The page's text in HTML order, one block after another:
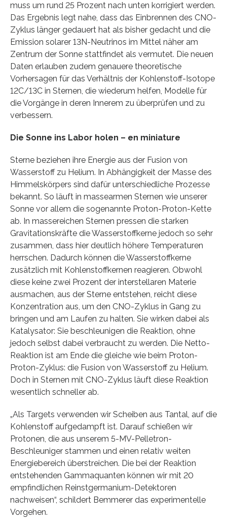
muss um rund 25 Prozent nach unten korrigiert werden.
Das Ergebnis legt nahe, dass das Einbrennen des CNO-
Zyklus länger gedauert hat als bisher gedacht und die
Emission solarer 13N-Neutrinos im Mittel näher am
Zentrum der Sonne stattfindet als vermutet. Die neuen
Daten erlauben zudem genauere theoretische
Vorhersagen für das Verhältnis der Kohlenstoff-Isotope
12C/13C in Sternen, die wiederum helfen, Modelle für
die Vorgänge in deren Innerem zu überprüfen und zu
verbessern.
Die Sonne ins Labor holen – en miniature
Sterne beziehen ihre Energie aus der Fusion von
Wasserstoff zu Helium. In Abhängigkeit der Masse des
Himmelskörpers sind dafür unterschiedliche Prozesse
bekannt. So läuft in massearmen Sternen wie unserer
Sonne vor allem die sogenannte Proton-Proton-Kette
ab. In massereichen Sternen pressen die starken
Gravitationskräfte die Wasserstoffkerne jedoch so sehr
zusammen, dass hier deutlich höhere Temperaturen
herrschen. Dadurch können die Wasserstoffkerne
zusätzlich mit Kohlenstoffkernen reagieren. Obwohl
diese keine zwei Prozent der interstellaren Materie
ausmachen, aus der Sterne entstehen, reicht diese
Konzentration aus, um den CNO-Zyklus in Gang zu
bringen und am Laufen zu halten. Sie wirken dabei als
Katalysator: Sie beschleunigen die Reaktion, ohne
jedoch selbst dabei verbraucht zu werden. Die Netto-
Reaktion ist am Ende die gleiche wie beim Proton-
Proton-Zyklus: die Fusion von Wasserstoff zu Helium.
Doch in Sternen mit CNO-Zyklus läuft diese Reaktion
wesentlich schneller ab.
„Als Targets verwenden wir Scheiben aus Tantal, auf die
Kohlenstoff aufgedampft ist. Darauf schießen wir
Protonen, die aus unserem 5-MV-Pelletron-
Beschleuniger stammen und einen relativ weiten
Energiebereich überstreichen. Die bei der Reaktion
entstehenden Gammaquanten können wir mit 20
empfindlichen Reinstgermanium-Detektoren
nachweisen“, schildert Bemmerer das experimentelle
Vorgehen.